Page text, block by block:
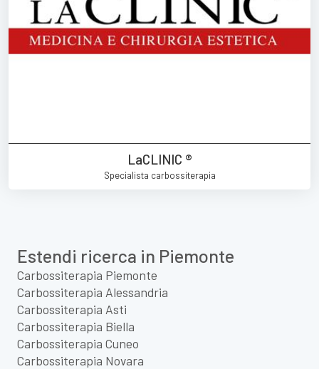
LaCLINIC ®
Specialista carbossiterapia
Estendi ricerca in Piemonte
Carbossiterapia Piemonte
Carbossiterapia Alessandria
Carbossiterapia Asti
Carbossiterapia Biella
Carbossiterapia Cuneo
Carbossiterapia Novara